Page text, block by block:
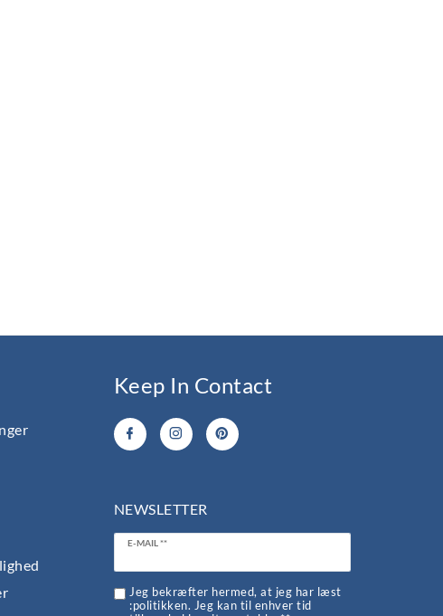
Keep In Contact
NEWSLETTER
E-MAIL **
Ceres::Template.newsletterHoneypotLabel
Jeg bekræfter hermed, at jeg har læst
:politikken. Jeg kan til enhver tid